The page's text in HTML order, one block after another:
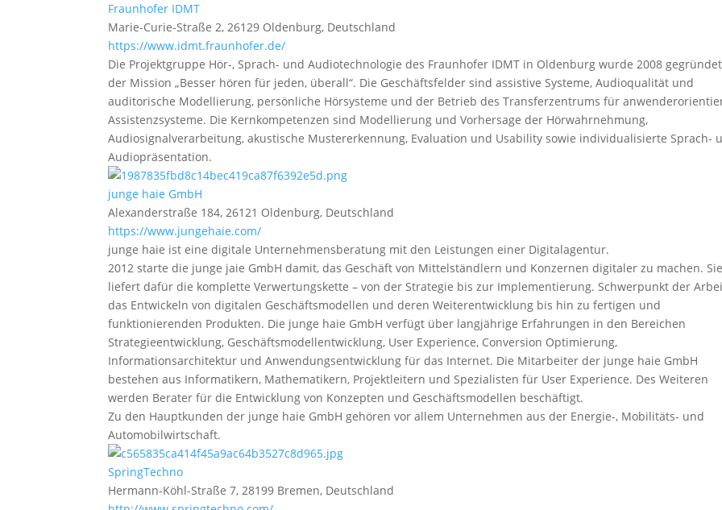
Fraunhofer IDMT
Marie-Curie-Straße 2, 26129 Oldenburg, Deutschland
https://www.idmt.fraunhofer.de/
Die Projektgruppe Hör-, Sprach- und Audiotechnologie des Fraunhofer IDMT in Oldenburg wurde 2008
der Mission „Besser hören für jeden, überall“. Die Geschäftsfelder sind assistive Systeme, Audioqualität und
auditorische Modellierung, persönliche Hörsysteme und der Betrieb des Transferzentrums für
Assistenzsysteme. Die Kernkompetenzen sind Modellierung und Vorhersage der Hörwahrnehmung,
Audiosignalverarbeitung, akustische Mustererkennung, Evaluation und Usability sowie individualisierte Sprach-
Audiopräsentation.
junge haie GmbH
Alexanderstraße 184, 26121 Oldenburg, Deutschland
https://www.jungehaie.com/
junge haie ist eine digitale Unternehmensberatung mit den Leistungen einer Digitalagentur.
2012 starte die junge jaie GmbH damit, das Geschäft von Mittelständlern und Konzernen digitaler zu machen.
liefert dafür die komplette Verwertungskette – von der Strategie bis zur Implementierung. Schwerpunkt der
das Entwickeln von digitalen Geschäftsmodellen und deren Weiterentwicklung bis hin zu fertigen und
funktionierenden Produkten. Die junge haie GmbH verfügt über langjährige Erfahrungen in den Bereichen
Strategieentwicklung, Geschäftsmodellentwicklung, User Experience, Conversion Optimierung,
Informationsarchitektur und Anwendungsentwicklung für das Internet. Die Mitarbeiter der junge haie GmbH
bestehen aus Informatikern, Mathematikern, Projektleitern und Spezialisten für User Experience. Des Weiteren
werden Berater für die Entwicklung von Konzepten und Geschäftsmodellen beschäftigt.
Zu den Hauptkunden der junge haie GmbH gehören vor allem Unternehmen aus der Energie-, Mobilitäts- und
Automobilwirtschaft.
SpringTechno
Hermann-Köhl-Straße 7, 28199 Bremen, Deutschland